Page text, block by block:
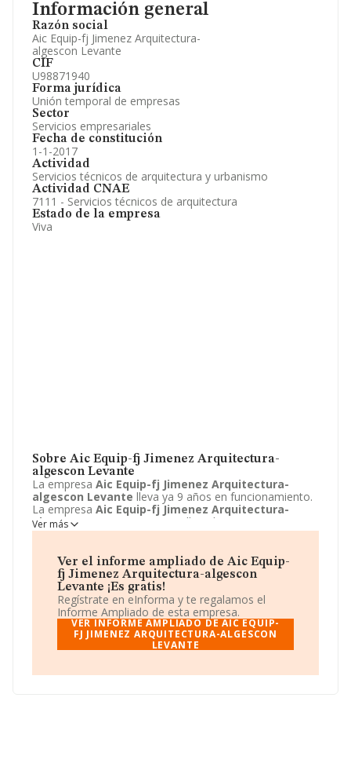
Información general
Razón social
Aic Equip-fj Jimenez Arquitectura-
algescon Levante
CIF
U98871940
Forma jurídica
Unión temporal de empresas
Sector
Servicios empresariales
Fecha de constitución
1-1-2017
Actividad
Servicios técnicos de arquitectura y urbanismo
Actividad CNAE
7111 - Servicios técnicos de arquitectura
Estado de la empresa
Viva
Sobre Aic Equip-fj Jimenez Arquitectura-
algescon Levante
La empresa Aic Equip-fj Jimenez Arquitectura-
algescon Levante lleva ya 9 años en funcionamiento.
La empresa Aic Equip-fj Jimenez Arquitectura-
algescon Levante
sita en Calle Felip Maria Garin, 4 -
B, Valencia, Valencia. La actividad CNAE de esta
La empreaAic Equip-fj Jimenez Arquitectura-
algescon Levantese registra como Unión temporal
de empresas.
Ver más
Ver el informe ampliado de Aic Equip-
fj Jimenez Arquitectura-algescon
Levante ¡Es gratis!
Regístrate en eInforma y te regalamos el
Informe Ampliado de esta empresa.
VER INFORME AMPLIADO DE AIC EQUIP-
FJ JIMENEZ ARQUITECTURA-ALGESCON
LEVANTE
Artículos de prensa publicados sobre la empresa.
Información oficial y registral complementaria.